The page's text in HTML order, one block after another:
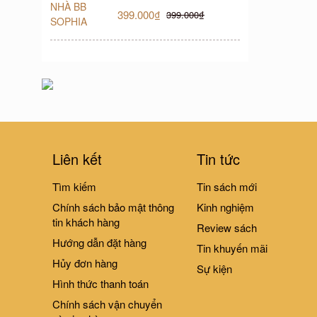
399.000₫ 399.000₫
Liên kết
Tìm kiếm
Chính sách bảo mật thông
tin khách hàng
Hướng dẫn đặt hàng
Hủy đơn hàng
Hình thức thanh toán
Chính sách vận chuyển
Tin tức
Tin sách mới
Kinh nghiệm
Review sách
Tin khuyến mãi
Sự kiện